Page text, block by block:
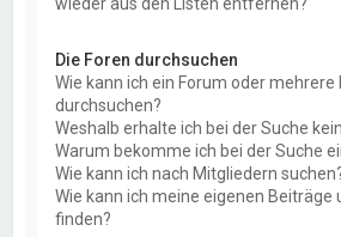
Die Foren durchsuchen
Wie kann ich ein Forum oder mehrere
durchsuchen?
Weshalb erhalte ich bei der Suche
Warum bekomme ich bei der Suche
Wie kann ich nach Mitgliedern
Wie kann ich meine eigenen Beiträge
finden?